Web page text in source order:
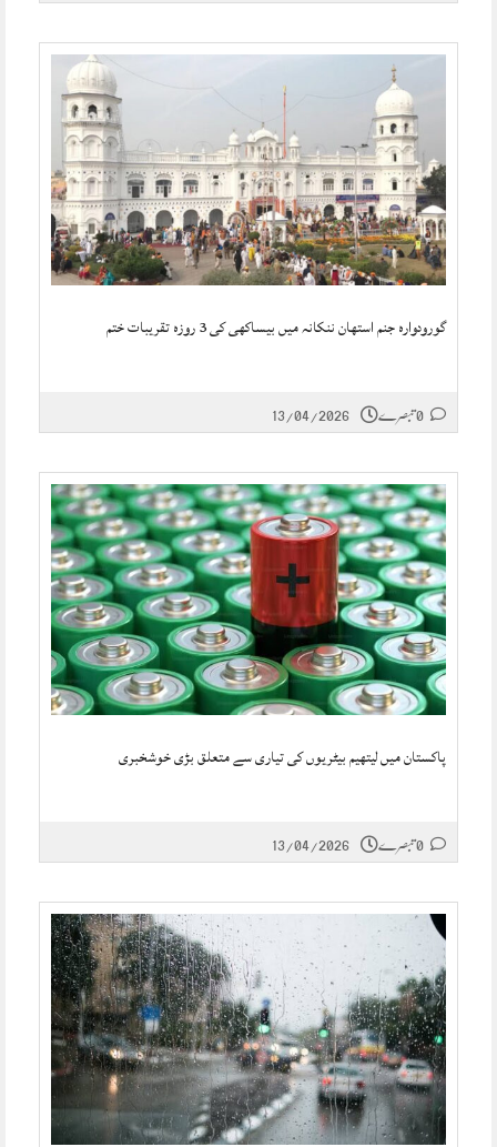
گورودوارہ جنم استھان ننکانہ میں بیساکھی کی 3 روزہ تقریبات ختم
13/04/2026
پاکستان میں لیتھیم بیٹریوں کی تیاری سے متعلق بڑی خوشخبری
13/04/2026